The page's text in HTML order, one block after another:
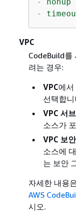
-
VPC
CodeBuild를
려는 경우:
VPC에서
선택합니
VPC 서
소스가
VPC 보
소스에
는 보안
자세한 내용
AWS
시오.